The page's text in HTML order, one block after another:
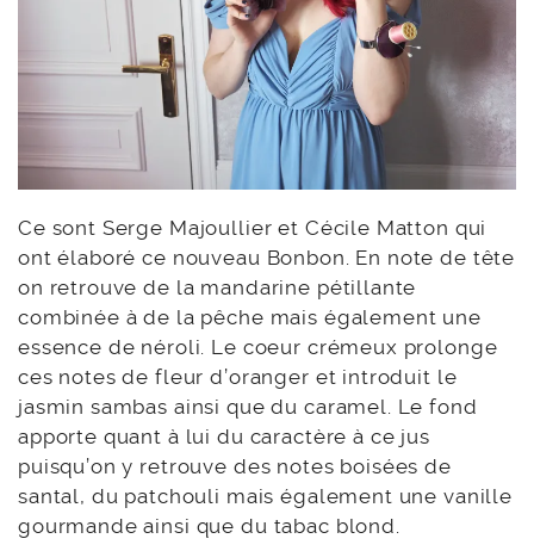
Ce sont Serge Majoullier et Cécile Matton qui
ont élaboré ce nouveau Bonbon. En note de tête
on retrouve de la mandarine pétillante
combinée à de la pêche mais également une
essence de néroli. Le coeur crémeux prolonge
ces notes de fleur d’oranger et introduit le
jasmin sambas ainsi que du caramel. Le fond
apporte quant à lui du caractère à ce jus
puisqu’on y retrouve des notes boisées de
santal, du patchouli mais également une vanille
gourmande ainsi que du tabac blond.